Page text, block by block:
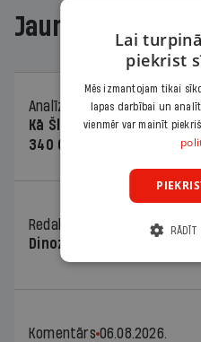
Jaunākajā žurnālā
Analīze
06.08.2026.
Kā Šlesera partija palika
340 000 vērtu reklāmas
Redaktores sleja
06.08.2026.
Dinozaura triks
Komentārs 06.08.2026.
Lai
piekrist
Mēs izmantojam tikai
lapas darbībai un
vienmēr var mainīt
RĀDĪT